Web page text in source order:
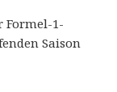
Formel-1-
Saison